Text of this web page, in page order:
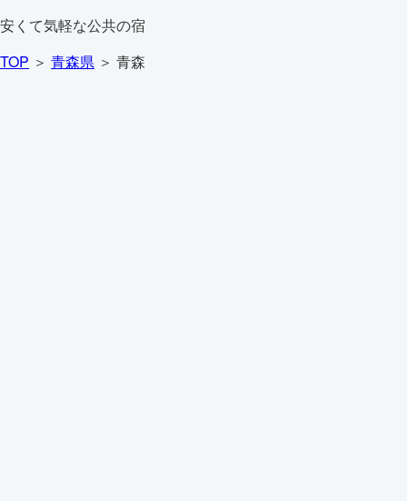
安くて気軽な公共の宿
TOP ＞ 青森県 ＞ 青森